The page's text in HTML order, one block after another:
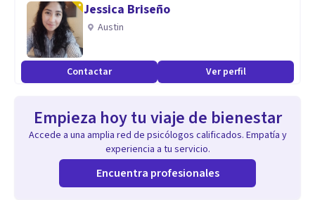
Jessica Briseño
Austin
Contactar Ver perfil
Empieza hoy tu viaje de bienestar
Accede a una amplia red de psicólogos calificados. Empatía y
experiencia a tu servicio.
Encuentra profesionales